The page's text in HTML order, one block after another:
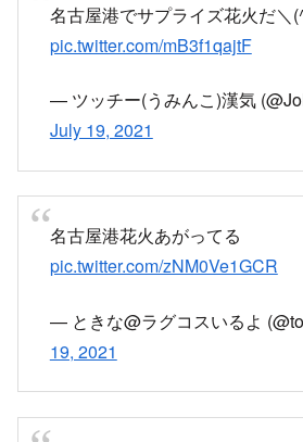
名古屋港でサプライズ花火だ＼
pic.twitter.com/mB3f1qajtF
— ツッチー(うみんこ)漢気
July 19, 2021
名古屋港花火あがってる
pic.twitter.com/zNM0Ve1GCR
— ときな@ラグコスいるよ
19, 2021